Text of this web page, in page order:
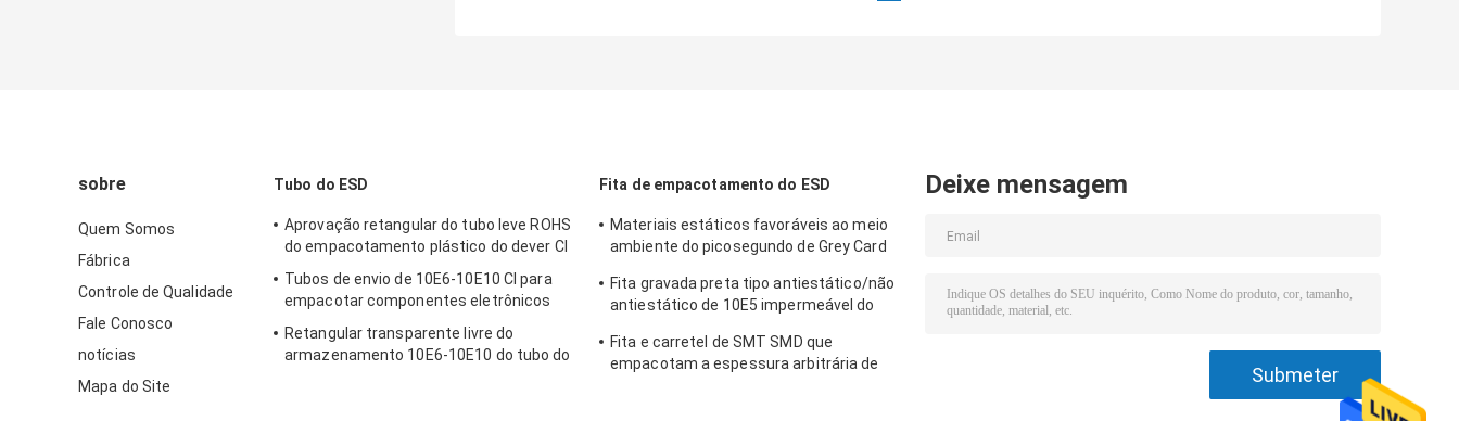
sobre
Quem Somos
Fábrica
Controle de Qualidade
Fale Conosco
notícias
Mapa do Site
Tubo do ESD
Aprovação retangular do tubo leve ROHS
do empacotamento plástico do dever CI
Tubos de envio de 10E6-10E10 CI para
empacotar componentes eletrônicos
Retangular transparente livre do
armazenamento 10E6-10E10 do tubo do
Fita de empacotamento do ESD
Materiais estáticos favoráveis ao meio
ambiente do picosegundo de Grey Card
Fita gravada preta tipo antiestático/não
antiestático de 10E5 impermeável do
Fita e carretel de SMT SMD que
empacotam a espessura arbitrária de
Deixe mensagem